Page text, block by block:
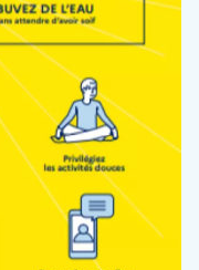
de
complète de